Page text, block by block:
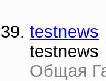
testnews
testnews
Общая